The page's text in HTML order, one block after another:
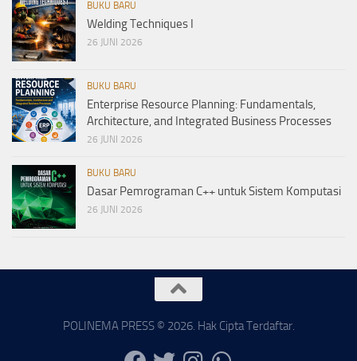
BUKU BARU
Welding Techniques I
26 JUNI 2026
BUKU BARU
Enterprise Resource Planning: Fundamentals,
Architecture, and Integrated Business Processes
26 JUNI 2026
BUKU BARU
Dasar Pemrograman C++ untuk Sistem Komputasi
26 JUNI 2026
POLINEMA PRESS © 2026. Hak Cipta Terdaftar.